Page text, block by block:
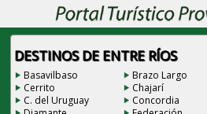
DESTINOS DE ENTRE RÍOS
Basavilbaso Brazo Largo
Cerrito
Chajarí
C. del Uruguay
Concordia